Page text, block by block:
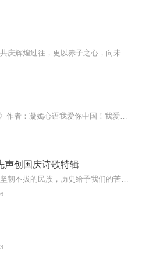
声创国庆诗歌特辑